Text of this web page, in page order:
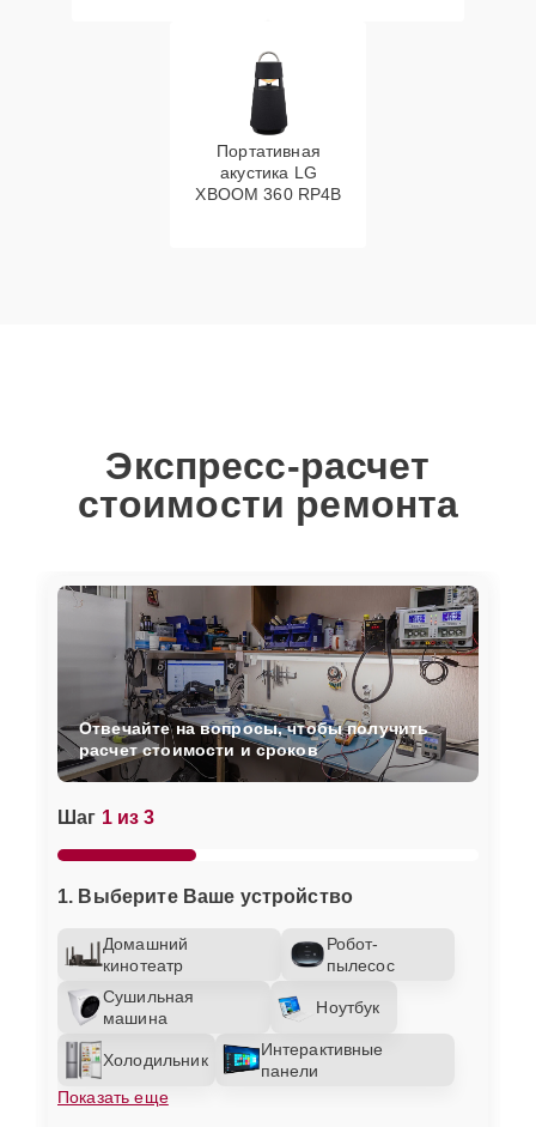
Портативная
акустика LG
XBOOM 360 RP4B
Экспресс-расчет
стоимости ремонта
Шаг 1 из 3
1. Выберите Ваше устройство
Домашний
кинотеатр
Робот-
пылесос
Сушильная
машина
Ноутбук
Холодильник
Интерактивные
панели
Показать еще
Отвечайте на вопросы, чтобы получить
расчет стоимости и сроков